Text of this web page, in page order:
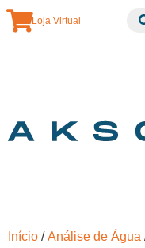
Loja Virtual
Início /Análise de Água